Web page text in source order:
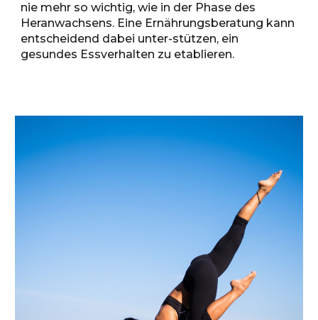
nie mehr so wichtig, wie in der Phase des
Heranwachsens. Eine Ernährungsberatung kann
entscheidend dabei unter-stützen, ein
gesundes Essverhalten zu etablieren.